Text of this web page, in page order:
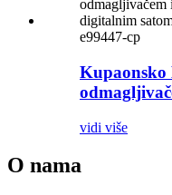
e99447-cp
Kupaonsko
vidi više
O nama